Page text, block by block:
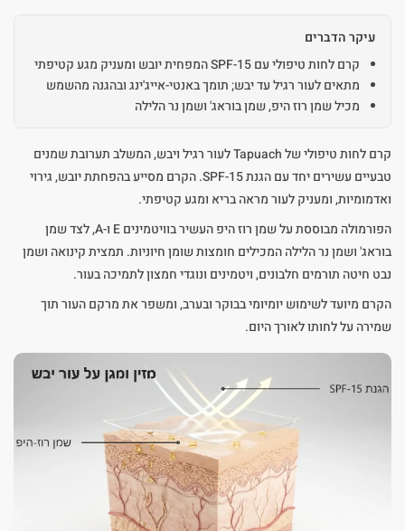
עיקר הדברים
קרם לחות טיפולי עם SPF-15 המפחית יובש ומעניק מגע קטיפתי
מתאים לעור רגיל עד יבש; תומך באנטי-אייג'ינג ובהגנה מהשמש
מכיל שמן רוז היפ, שמן בוראג' ושמן נר הלילה
קרם לחות טיפולי של Tapuach לעור רגיל ויבש, המשלב תערובת שמנים
טבעיים עשירים יחד עם הגנת SPF-15. הקרם מסייע בהפחתת יובש, גירוי
ואדמומיות, ומעניק לעור מראה בריא ומגע קטיפתי.
הפורמולה מבוססת על שמן רוז היפ העשיר בוויטמינים E ו-A, לצד שמן
בוראג' ושמן נר הלילה המכילים חומצות שומן חיוניות. תמצית קינואה ושמן
נבט חיטה תורמים חלבונים, ויטמינים ונוגדי חמצון לתמיכה בעור.
הקרם מיועד לשימוש יומיומי בבוקר ובערב, ומשפר את מרקם העור תוך
שמירה על לחותו לאורך היום.